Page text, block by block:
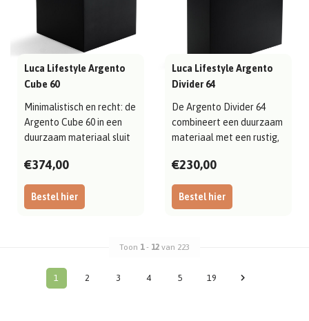
Luca Lifestyle Argento
Cube 60
Minimalistisch en recht: de
Argento Cube 60 in een
duurzaam materiaal sluit
Bestel hier
€374,00
Luca Lifestyle Argento
Divider 64
De Argento Divider 64
combineert een duurzaam
materiaal met een rustig,
Bestel hier
€230,00
Toon 1- 12 van 223
1 2 3 4 5 19